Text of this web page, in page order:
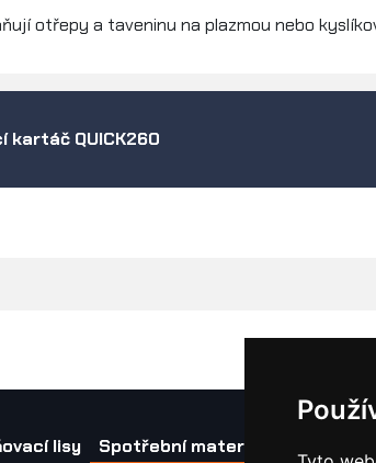
otřepy a taveninu na plazmou nebo
QUICK260
lisy Spotřební materiál a nástroje